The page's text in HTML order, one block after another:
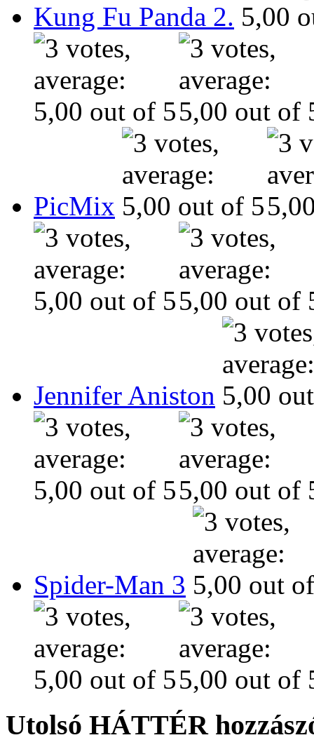
Kung Fu Panda 2.
PicMix
Jennifer Aniston
Spider-Man 3
Utolsó HÁTTÉR